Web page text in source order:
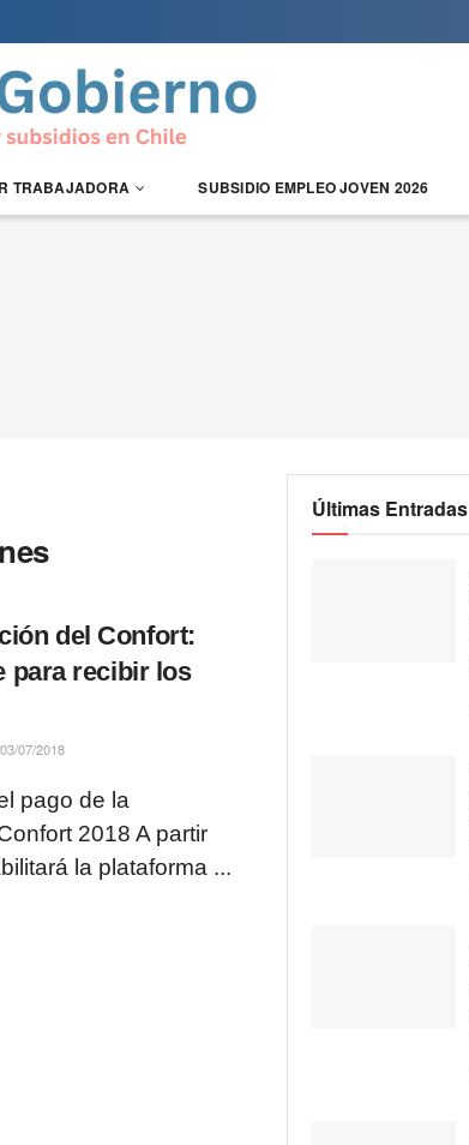
TRABAJADORA SUBSIDIO EMPLEO JOVEN 2026
del Confort:
para recibir los
07/2018
pago de la
2018 A partir
la plataforma ...
Últimas Entradas